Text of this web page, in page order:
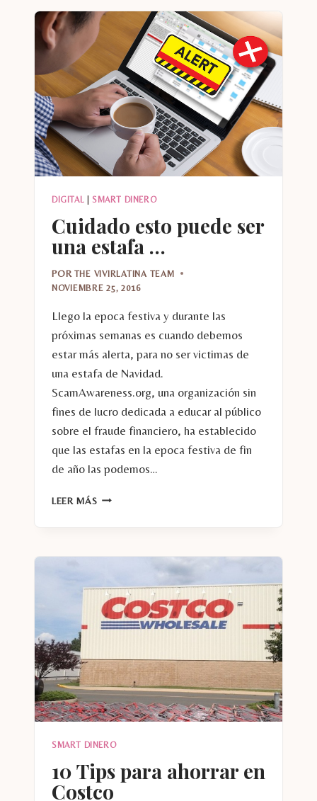
CARTA
SANTA
POR
CORREO
DIGITAL SMART DINERO
Cuidado esto puede ser
una estafa …
POR THE VIVIRLATINA TEAM
NOVIEMBRE 25, 2016
Llego la epoca festiva y durante las
próximas semanas es cuando debemos
estar más alerta, para no ser victimas de
una estafa de Navidad.
ScamAwareness.org, una organización sin
fines de lucro dedicada a educar al público
sobre el fraude financiero, ha establecido
que las estafas en la epoca festiva de fin
de año las podemos…
LEER MÁS CUIDADO
UNA
…
SMART DINERO
10 Tips para ahorrar en
Costco